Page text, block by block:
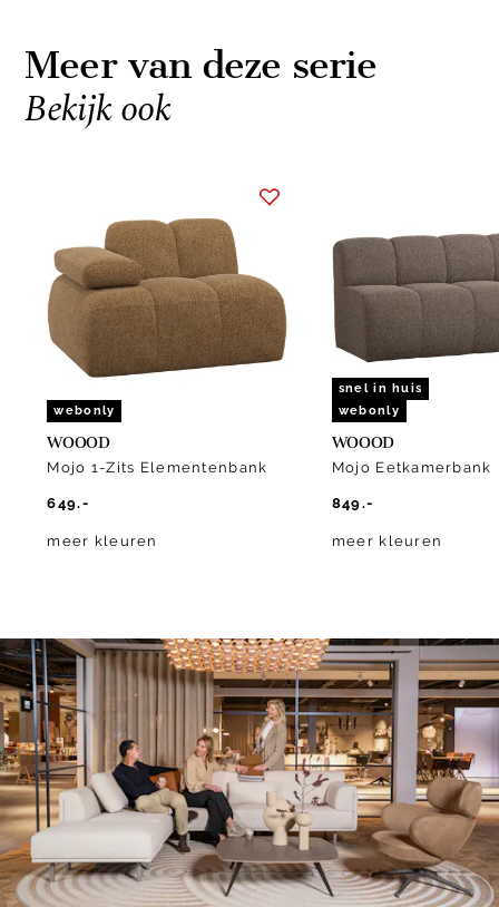
Meer van deze serie
Bekijk ook
webonly
WOOOD
Mojo 1-Zits Elementenbank
649.-
meer kleuren
snel in huis
webonly
WOOOD
Mojo Eetkamerbank
849.-
meer kleuren